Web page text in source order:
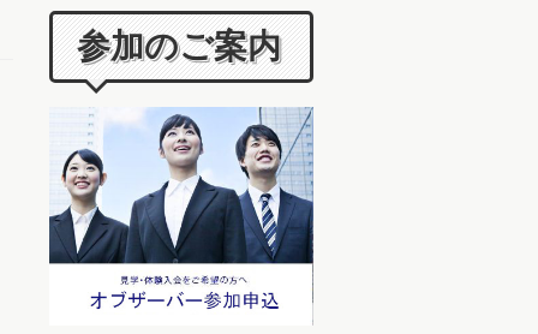
参加のご案内